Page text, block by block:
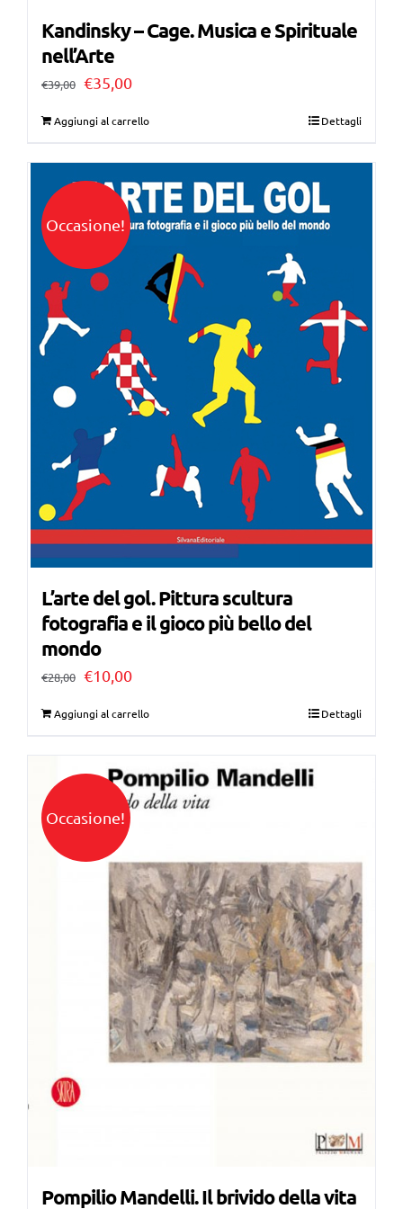
Kandinsky – Cage. Musica e Spirituale
nell’Arte
€39,00 Il
era:
€39,00.
€35,00Il
è:
€35,00.
Aggiungi al carrello Dettagli
Occasione!
L’arte del gol. Pittura scultura
fotografia e il gioco più bello del
mondo
€28,00 Il
€28,00.
€10,00Il
€10,00.
Aggiungi al carrello Dettagli
Occasione!
Pompilio Mandelli. Il brivido della vita